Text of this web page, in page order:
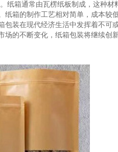
纸箱通常由瓦楞纸板制成，这种材
箱的制作工艺相对简单，成本较
装在现代经济生活中发挥着不可
的不断变化，纸箱包装将继续创